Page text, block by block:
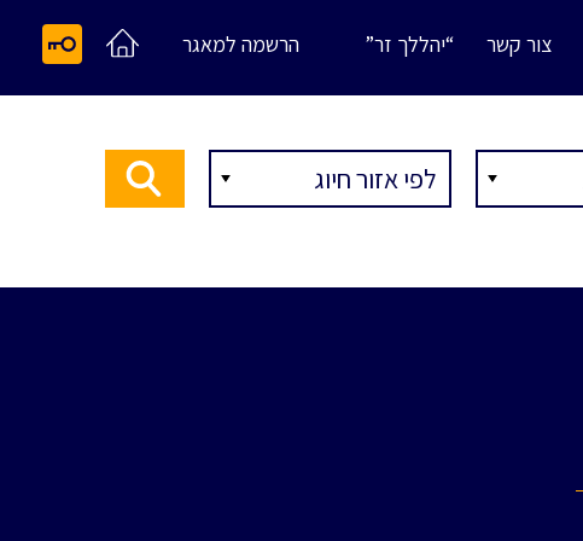
צור קשר “יהללך זר” הרשמה למאגר